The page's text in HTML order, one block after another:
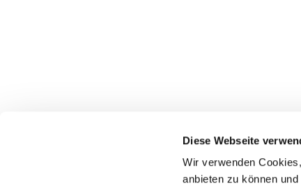
Diese Webseite
Wir verwenden
anbieten zu können